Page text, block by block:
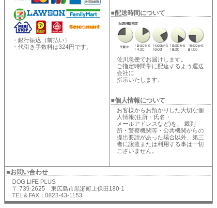
・銀行振込（前払い）
・代引き手数料は324円です。
■配送時間について
佐川急便でお届けします。
ご指定時間帯に配達するよう運送
会社に
指示いたします。
■個人情報について
お客様からお預かりした大切な個
人情報(住所・氏名・
メールアドレスなど)を、 裁判
所・警察機関等・公共機関からの
提出要請があった場合以外、第三
者に譲渡または利用する事は一切
ございません。
■お問い合わせ
DOG LIFE PLUS
〒 739-2625 東広島市黒瀬町上保田180-1
TEL＆FAX：0823-43-1153